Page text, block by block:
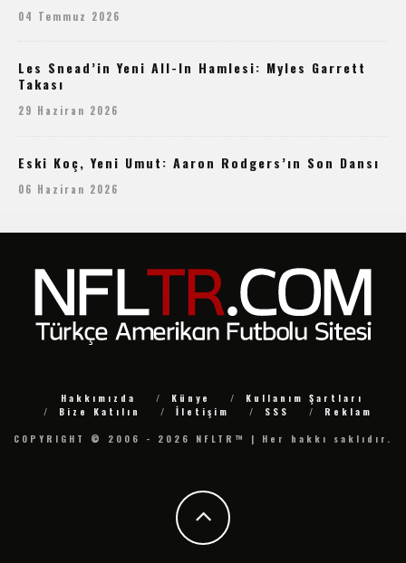
04 Temmuz 2026
Les Snead’in Yeni All-In Hamlesi: Myles Garrett
Takası
29 Haziran 2026
Eski Koç, Yeni Umut: Aaron Rodgers’ın Son Dansı
06 Haziran 2026
Hakkımızda Künye
Kullanım Şartları
Bize Katılın
İletişim SSS
Reklam
COPYRIGHT © 2006 - 2026 NFLTR™ | Her hakkı saklıdır.